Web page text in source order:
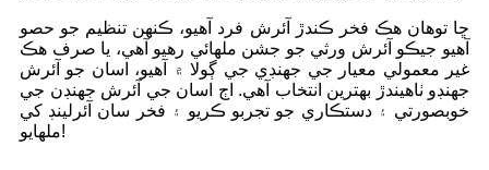
ڇا توهان هڪ فخر ڪندڙ آئرش فرد آهيو، ڪنهن تنظيم جو حصو
آهيو جيڪو آئرش ورثي جو جشن ملهائي رهيو آهي، يا صرف هڪ
غير معمولي معيار جي جهنڊي جي ڳولا ۾ آهيو، اسان جو آئرش
جهنڊو ٺاهيندڙ بهترين انتخاب آهي. اڄ اسان جي آئرش جهنڊن جي
خوبصورتي ۽ دستڪاري جو تجربو ڪريو ۽ فخر سان آئرلينڊ کي
ملهايو!